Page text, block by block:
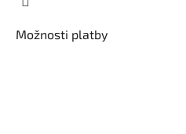
Možnosti platby